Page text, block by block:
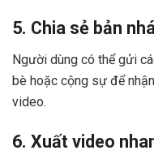
5. Chia sẻ bản
Người dùng có thể gửi
bè hoặc cộng sự để
video.
6. Xuất video